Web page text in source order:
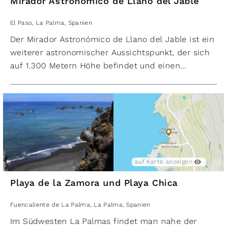
Jungfrau Maria einst in dieser Kiefer erschienen
ist. Alle drei Jahre findet eine Prozession statt, bei
El Paso getragen wird.
Nächte, kristallklare Luft und kaum
perfekten Ort für astronomische Beobachtungen.
Besonders beeindruckend ist das "Gran Telescopio
Canarias", das mit einem Durchmesser von 10,4
Metern das größte Spiegelteleskop der Welt ist.
El Paso, La Palma, Spanien
Der Mirador Astronómico de Llano del Jable ist ein
weiterer astronomischer Aussichtspunkt, der sich
auf 1.300 Metern Höhe befindet und einen
Lapillifelder und den Wolkenfall über der Cumbre
Nueva bietet. Besonders nachts ist es ein
atemberaubendes Erlebnis, den wolkenlosen
Himmel in diesen Höhenlagen zu betrachten.
auf Karte anzeigen
Playa de la Zamora und Playa Chica
Fuencaliente de La Palma, La Palma, Spanien
Im Südwesten La Palmas findet man nahe der